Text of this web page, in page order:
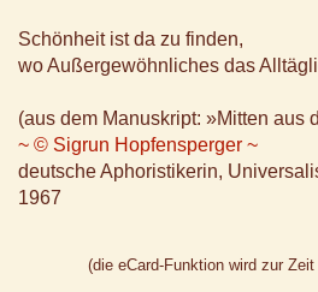
Schönheit ist da zu finden,
wo Außergewöhnliches das
(aus dem Manuskript: »Mitten aus
~ © Sigrun Hopfensperger ~
deutsche Aphoristikerin,
1967
(die eCard-Funktion wird zur